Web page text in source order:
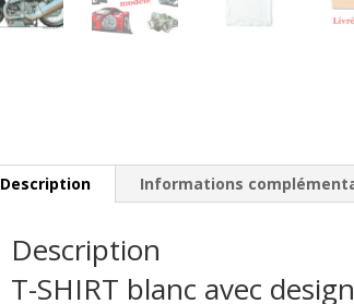
Description Informations
Description
T-SHIRT blanc avec